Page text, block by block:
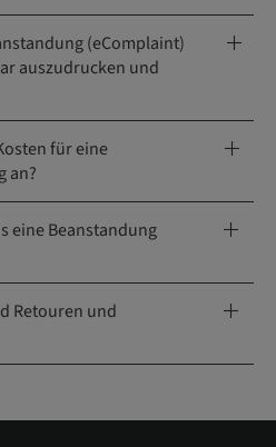
(eComplaint)
auszudrucken und
für eine
an?
eine Beanstandung
Retouren und